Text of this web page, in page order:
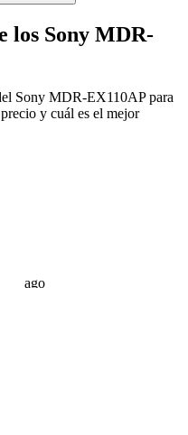
los Sony MDR-
Sony MDR-EX110AP para
y cuál es el mejor
ago